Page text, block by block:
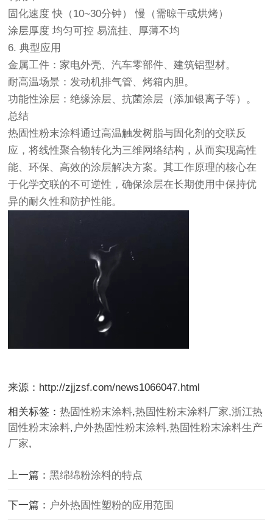
固化速度 快（10~30分钟） 慢（需晾干或烘烤）
涂层厚度 均匀可控 易流挂、厚薄不均
6. 典型应用
金属工件：家电外壳、汽车零部件、建筑铝型材。
耐高温场景：发动机排气管、烤箱内胆。
功能性涂层：绝缘涂层、抗菌涂层（添加银离子等）。
总结
热固性粉末涂料通过高温触发树脂与固化剂的交联反
应，将线性聚合物转化为三维网络结构，从而实现高性
能、环保、高效的涂层解决方案。其工作原理的核心在
于化学交联的不可逆性，确保涂层在长期使用中保持优
异的耐久性和防护性能。
来源：http://zjjzsf.com/news1066047.html
相关标签：热固性粉末涂料,热固性粉末涂料厂家,浙江热
固性粉末涂料, 户外热固性粉末涂料,热固性粉末涂料生产
厂家,
上一篇：黑绵绵粉涂料的特点
下一篇： 户外热固性塑粉的应用范围